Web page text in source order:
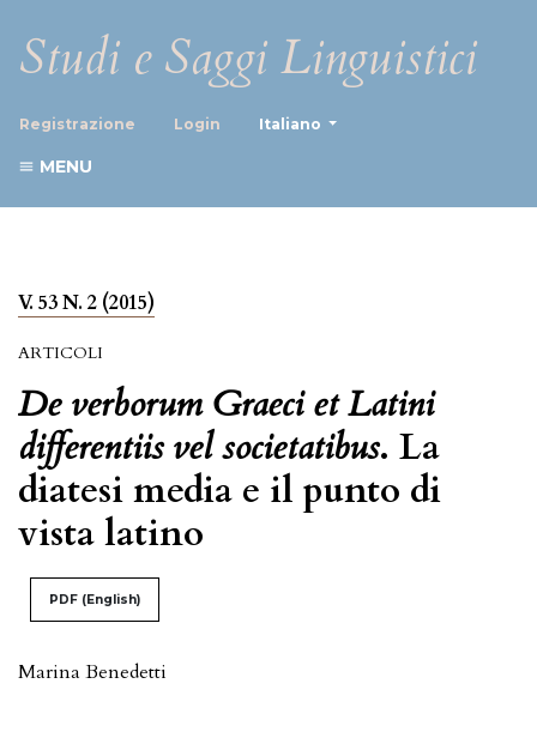
Studi e Saggi Linguistici
Registrazione Login Italiano
MENU
V. 53 N. 2 (2015)
ARTICOLI
De verborum Graeci et Latini
differentiis vel societatibus. La
diatesi media e il punto di
vista latino
PDF (English)
Marina Benedetti